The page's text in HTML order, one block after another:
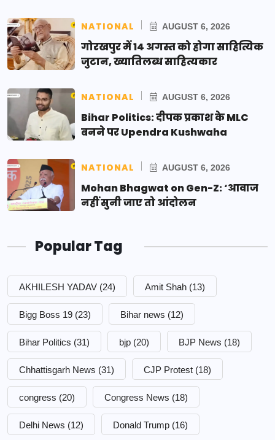
NATIONAL AUGUST 6, 2026
गोरखपुर में 14 अगस्त को होगा साहित्यिक
जुटान, ख्यातिलब्ध साहित्यकार
NATIONAL AUGUST 6, 2026
Bihar Politics: दीपक प्रकाश के MLC
बनने पर Upendra Kushwaha
NATIONAL AUGUST 6, 2026
Mohan Bhagwat on Gen-Z: ‘आवाज
नहीं सुनी जाए तो आंदोलन
Popular Tag
AKHILESH YADAV (24) Amit Shah (13)
Bigg Boss 19 (23) Bihar news (12)
Bihar Politics (31) bjp (20) BJP News (18)
Chhattisgarh News (31) CJP Protest (18)
congress (20) Congress News (18)
Delhi News (12) Donald Trump (16)